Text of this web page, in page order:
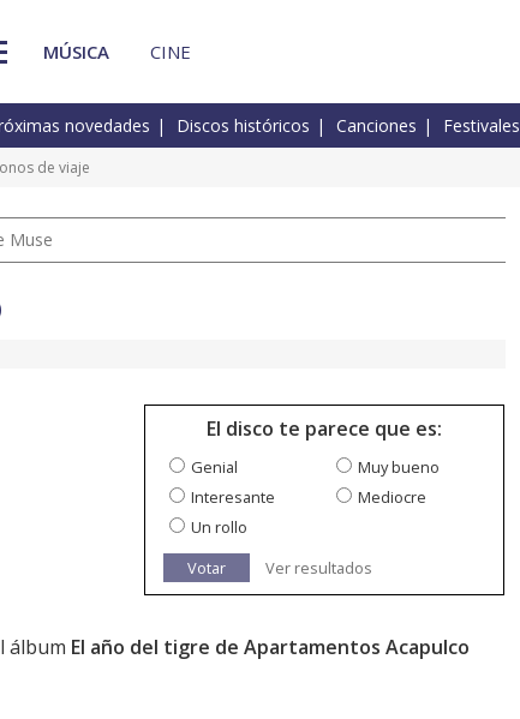
MÚSICA CINE
novedades Discos históricos Canciones Festivales
de viaje
Muse
El disco te parece que es:
Genial
Muy bueno
Interesante
Mediocre
Un rollo
Votar
Ver resultados
álbum El año del tigre de Apartamentos Acapulco